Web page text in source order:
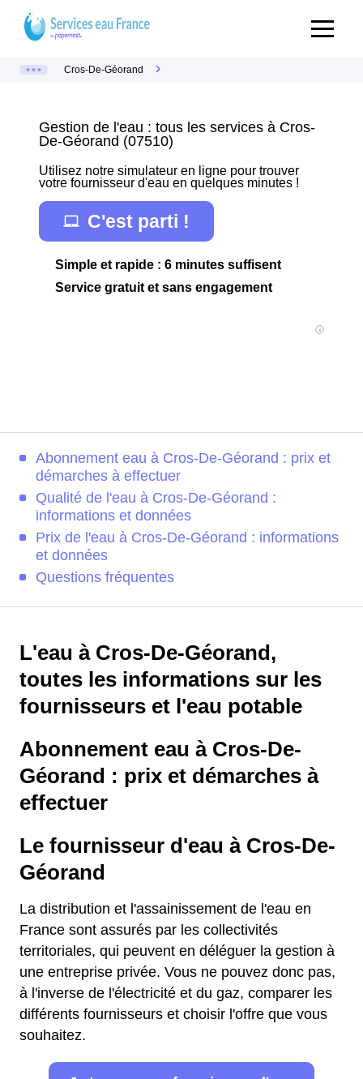
Cros-De-Géorand
Gestion de l'eau : tous les services à Cros-
De-Géorand (07510)
Utilisez notre simulateur en ligne pour trouver
votre fournisseur d'eau en quelques minutes !
C'est parti !
Simple et rapide : 6 minutes suffisent
Service gratuit et sans engagement
Abonnement eau à Cros-De-Géorand : prix et
démarches à effectuer
Qualité de l'eau à Cros-De-Géorand :
informations et données
Prix de l'eau à Cros-De-Géorand : informations
et données
Questions fréquentes
L'eau à Cros-De-Géorand,
toutes les informations sur les
fournisseurs et l'eau potable
Abonnement eau à Cros-De-
Géorand : prix et démarches à
effectuer
Le fournisseur d'eau à Cros-De-
Géorand
La distribution et l'assainissement de l'eau en
France sont assurés par les collectivités
territoriales, qui peuvent en déléguer la gestion à
une entreprise privée. Vous ne pouvez donc pas,
à l'inverse de l'électricité et du gaz, comparer les
différents fournisseurs et choisir l'offre que vous
souhaitez.